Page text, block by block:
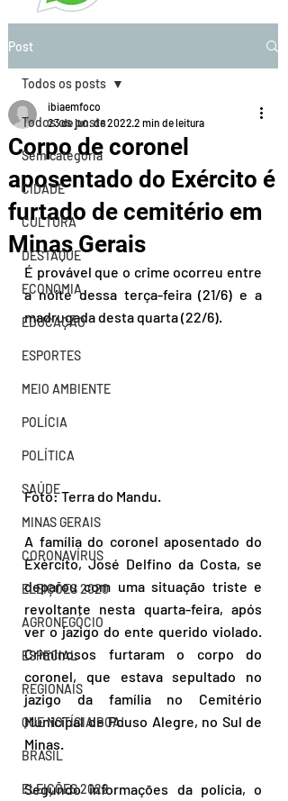
Post
Todos os posts
Sem categoria
CIDADE
CULTURA
DESTAQUE
ECONOMIA
EDUCAÇÃO
ESPORTES
MEIO AMBIENTE
POLÍCIA
POLÍTICA
SAÚDE
MINAS GERAIS
CORONAVÍRUS
ELEIÇÕES 2020
AGRONEGÓCIO
ESPECIAL
REGIONAIS
QUE NOTÍCIA BOA!
BRASIL
ELEIÇÕES 2022
Todos os posts
Corpo de coronel
aposentado do Exército é
furtado de cemitério em
Minas Gerais
ibiaemfoco
23 de jun. de 2022 2 min de leitura
É provável que o crime ocorreu entre
a noite dessa terça-feira (21/6) e a
madrugada desta quarta (22/6).
Foto: Terra do Mandu.
A família do coronel aposentado do
Exército, José Delfino da Costa, se
deparou com uma situação triste e
revoltante nesta quarta-feira, após
ver o jazigo do ente querido violado.
Criminosos furtaram o corpo do
coronel, que estava sepultado no
jazigo da família no Cemitério
Municipal de Pouso Alegre, no Sul de
Minas.
Segundo informações da polícia, o